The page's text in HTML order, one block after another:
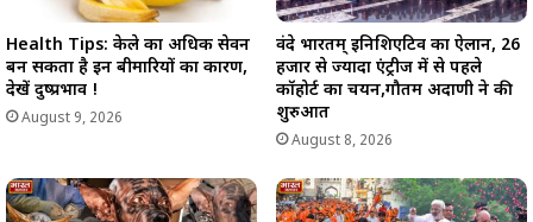
Health Tips: केले का अधिक सेवन
बन सकता है इन बीमारियों का कारण,
देखें दुष्प्रभाव !
August 9, 2026
वंदे भारतम् इनिशिएटिव का ऐलान, 26
हजार से ज्यादा एंट्रीज में से पहले
कॉहोर्ट का चयन,गौतम अदाणी ने की
शुरुआत
August 8, 2026